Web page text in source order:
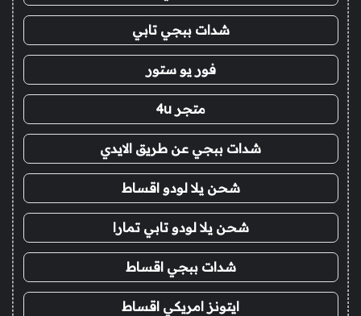
شدات ببجي تابي
فور يو ستور
متجر 4u
شدات ببجي عن طريق الايدي
شحن يلا لودو اقساط
شحن يلا لودو تابي تمارا
شدات ببجي اقساط
ايتونز امريكي اقساط